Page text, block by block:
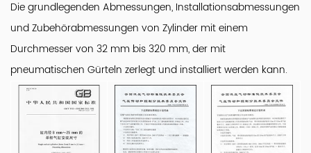
Die grundlegenden Abmessungen, Installationsabmessungen
und Zubehörabmessungen von Zylinder mit einem
Durchmesser von 32 mm bis 320 mm, der mit
pneumatischen Gürteln zerlegt und installiert werden kann.